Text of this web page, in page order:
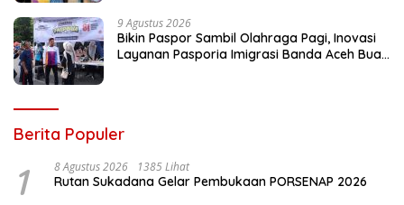
9 Agustus 2026
Bikin Paspor Sambil Olahraga Pagi, Inovasi
Layanan Pasporia Imigrasi Banda Aceh Buat
Berita Populer
1 8 Agustus 2026 1385 Lihat
Rutan Sukadana Gelar Pembukaan PORSENAP 2026